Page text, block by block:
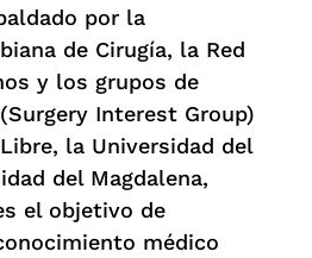
por la
de Cirugía, la Red
y los grupos de
Interest Group)
la Universidad del
del Magdalena,
el objetivo de
médico